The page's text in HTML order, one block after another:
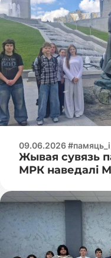
09.06.2026
Жывая сувязь
МРК наведалі